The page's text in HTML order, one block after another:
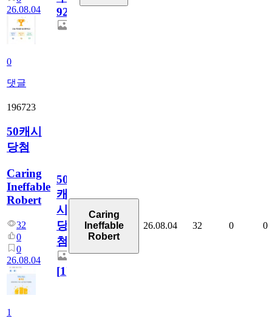
26.08.04
0
댓글
928
196723
50캐시
당첨
Caring
Ineffable
Robert
32
0
0
26.08.04
1
50
캐
시
당
첨
[1]
Caring
Ineffable
Robert
26.08.04 32 0 0